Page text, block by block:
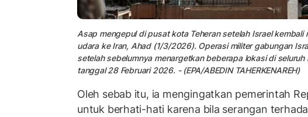
Asap mengepul di pusat kota Teheran setelah Israel kembali
udara ke Iran, Ahad (1/3/2026). Operasi militer gabungan
setelah sebelumnya menargetkan beberapa lokasi di seluruh
tanggal 28 Februari 2026. - (EPA/ABEDIN TAHERKENAREH)
Oleh sebab itu, ia mengingatkan pemerintah
untuk berhati-hati karena bila serangan